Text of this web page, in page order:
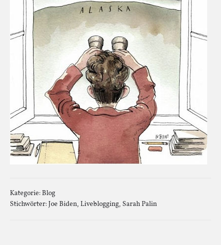
Kategorie:Blog
Stichwörter:Joe Biden, Liveblogging, Sarah Palin